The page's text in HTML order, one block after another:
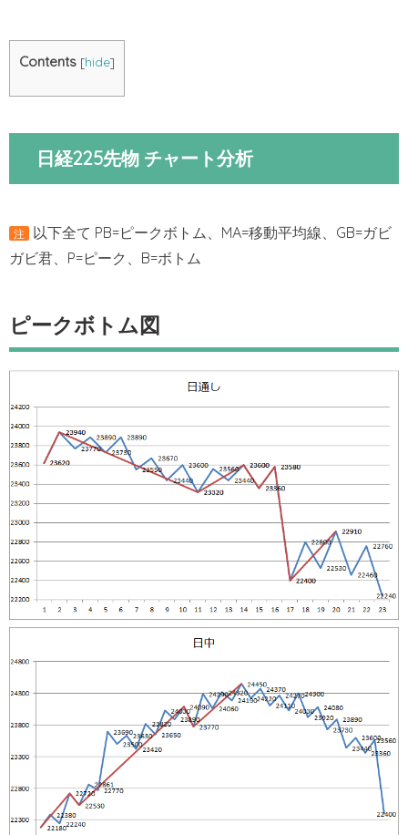
Contents [hide]
日経225先物 チャート分析
注
以下全て PB=ピークボトム、MA=移動平均線、GB=ガビ
ガビ君、P=ピーク、B=ボトム
ピークボトム図